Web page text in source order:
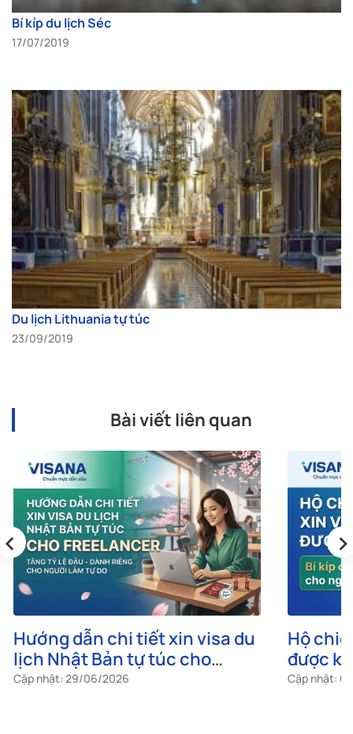
Bí kíp du lịch Séc
17/07/2019
Du lịch Lithuania tự túc
23/09/2019
Bài viết liên quan
Hướng dẫn chi tiết xin visa du
lịch Nhật Bản tự túc cho
freelancer
Cập nhật: 29/06/2026
Hộ
được
cho
Cập nhật:
‹ ›